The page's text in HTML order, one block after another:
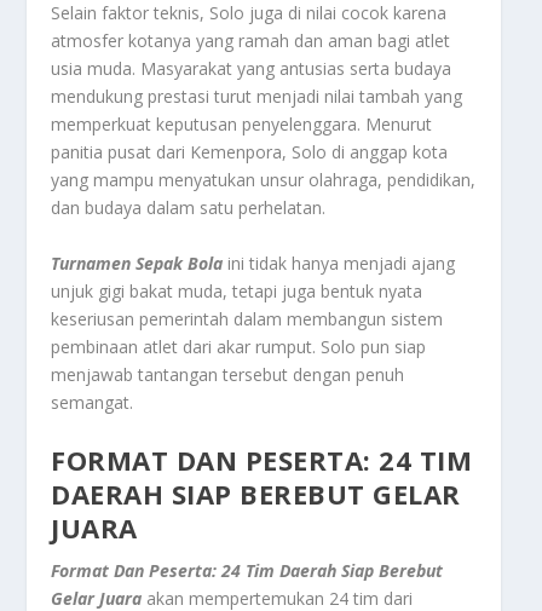
Selain faktor teknis, Solo juga di nilai cocok karena
atmosfer kotanya yang ramah dan aman bagi atlet
usia muda. Masyarakat yang antusias serta budaya
mendukung prestasi turut menjadi nilai tambah yang
memperkuat keputusan penyelenggara. Menurut
panitia pusat dari Kemenpora, Solo di anggap kota
yang mampu menyatukan unsur olahraga, pendidikan,
dan budaya dalam satu perhelatan.
Turnamen Sepak Bola ini tidak hanya menjadi ajang
unjuk gigi bakat muda, tetapi juga bentuk nyata
keseriusan pemerintah dalam membangun sistem
pembinaan atlet dari akar rumput. Solo pun siap
menjawab tantangan tersebut dengan penuh
semangat.
FORMAT DAN PESERTA: 24 TIM
DAERAH SIAP BEREBUT GELAR
JUARA
Format Dan Peserta: 24 Tim Daerah Siap Berebut
Gelar Juara akan mempertemukan 24 tim dari